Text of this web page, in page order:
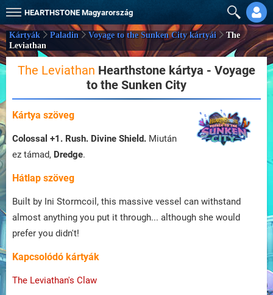
HEARTHSTONE Magyarország
Kártyák Paladin Voyage to the Sunken City kártyái
The
Leviathan
The Leviathan Hearthstone kártya - Voyage
to the Sunken City
Kártya szöveg
Colossal +1. Rush. Divine Shield. Miután
ez támad, Dredge.
Hátlap szöveg
Built by Ini Stormcoil, this massive vessel can withstand
almost anything you put it through... although she would
prefer you didn't!
Kapcsolódó kártyák
The Leviathan's Claw